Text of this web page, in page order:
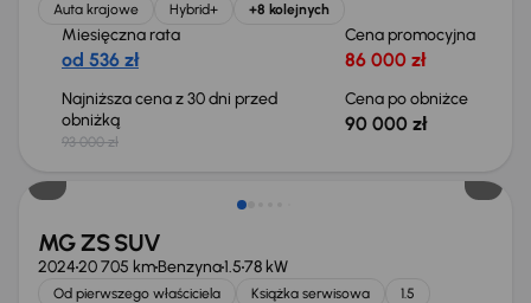
Auta krajowe
Hybrid+ +8 kolejnych
Miesięczna rata
od 536 zł
Cena promocyjna
86 000 zł
Najniższa cena z 30 dni przed
obniżką
93 000 zł
Cena po obniżce
90 000 zł
Taniej o 3 000 zł
MG ZS SUV
202420 705 kmBenzyna1.578 kW
Od pierwszego właściciela Książka serwisowa
1.5